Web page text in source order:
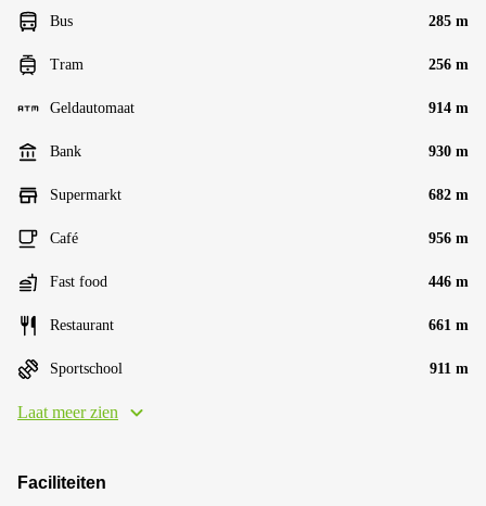
Bus 285 m
Tram 256 m
Geldautomaat 914 m
Bank 930 m
Supermarkt 682 m
Café 956 m
Fast food 446 m
Restaurant 661 m
Sportschool 911 m
Laat meer zien
Faciliteiten